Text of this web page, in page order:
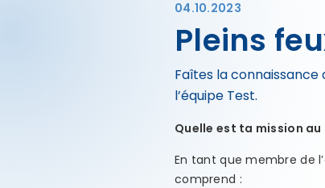
04.10.2023
Pleins
Faîtes la connaissance
l’équipe Test.
Quelle est ta mission au
En tant que membre de
comprend :